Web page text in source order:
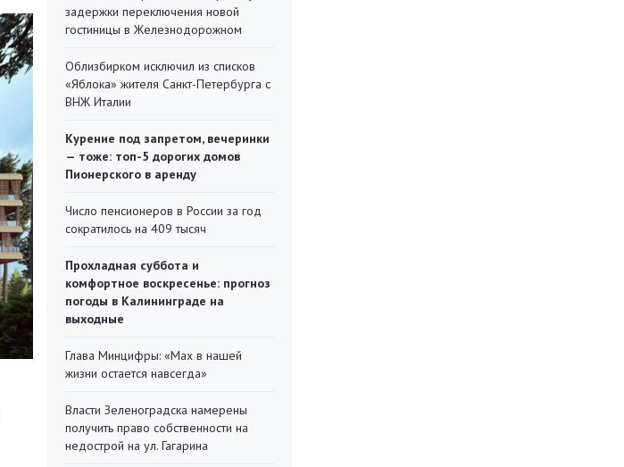
задержки переключения новой
гостиницы в Железнодорожном
Облизбирком исключил из списков
«Яблока» жителя Санкт-Петербурга с
ВНЖ Италии
Курение под запретом, вечеринки
— тоже: топ-5 дорогих домов
Пионерского в аренду
Число пенсионеров в России за год
сократилось на 409 тысяч
Прохладная суббота и
комфортное воскресенье: прогноз
погоды в Калининграде на
выходные
Глава Минцифры: «Мах в нашей
жизни остается навсегда»
Власти Зеленоградска намерены
получить право собственности на
недострой на ул. Гагарина